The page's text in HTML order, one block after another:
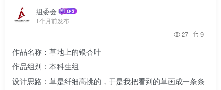
组委会
1个月前发布
27 9
作品名称：草地上的银杏叶
作品组别：本科生组
设计思路：草是纤细高挑的，于是我把看到的草画成一条条